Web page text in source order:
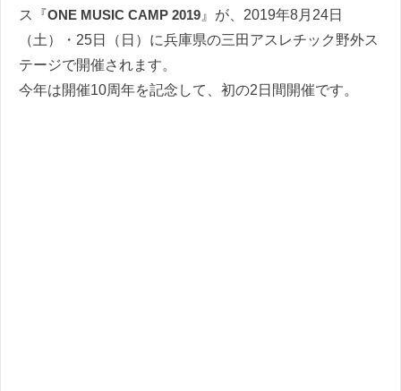
ス『ONE MUSIC CAMP 2019 』が、2019年8月24日
（土）・25日（日）に兵庫県の三田アスレチック野外ス
テージで開催されます。
今年は開催10周年を記念して、初の2日間開催です。